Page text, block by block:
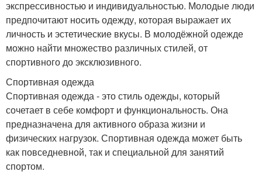
экспрессивностью и индивидуальностью. Молодые люди
предпочитают носить одежду, которая выражает их
личность и эстетические вкусы. В молодёжной одежде
можно найти множество различных стилей, от
спортивного до эксклюзивного.
Спортивная одежда
Спортивная одежда - это стиль одежды, который
сочетает в себе комфорт и функциональность. Она
предназначена для активного образа жизни и
физических нагрузок. Спортивная одежда может быть
как повседневной, так и специальной для занятий
спортом.